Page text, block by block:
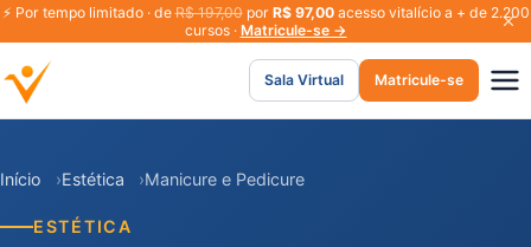
⚡ Por tempo limitado · deR$ 197,00por R$ 97,00acesso vitalício a + de 2.200
cursos · Matricule-se →
Sala Virtual Matricule-se
Início Estética Manicure e Pedicure
ESTÉTICA